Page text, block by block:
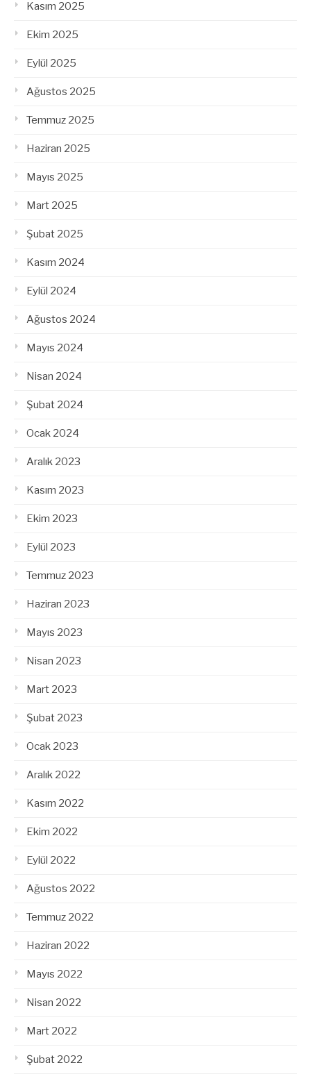
Kasım 2025
Ekim 2025
Eylül 2025
Ağustos 2025
Temmuz 2025
Haziran 2025
Mayıs 2025
Mart 2025
Şubat 2025
Kasım 2024
Eylül 2024
Ağustos 2024
Mayıs 2024
Nisan 2024
Şubat 2024
Ocak 2024
Aralık 2023
Kasım 2023
Ekim 2023
Eylül 2023
Temmuz 2023
Haziran 2023
Mayıs 2023
Nisan 2023
Mart 2023
Şubat 2023
Ocak 2023
Aralık 2022
Kasım 2022
Ekim 2022
Eylül 2022
Ağustos 2022
Temmuz 2022
Haziran 2022
Mayıs 2022
Nisan 2022
Mart 2022
Şubat 2022